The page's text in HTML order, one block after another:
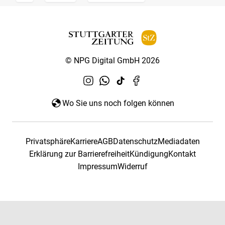
© NPG Digital GmbH 2026
Wo Sie uns noch folgen können
PrivatsphäreKarriereAGBDatenschutzMediadaten
Erklärung zur BarrierefreiheitKündigungKontakt
ImpressumWiderruf